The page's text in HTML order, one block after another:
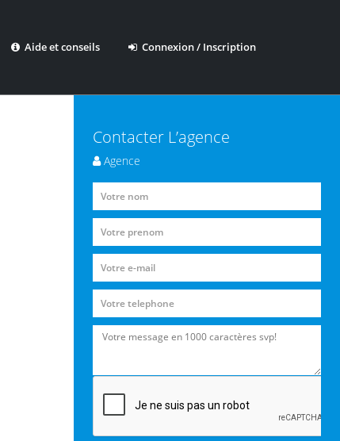
Aide et conseils Connexion / Inscription
Contacter L’agence
Agence